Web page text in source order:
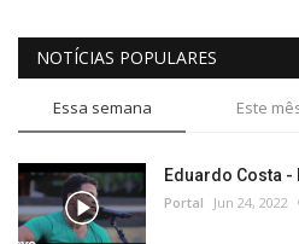
NOTÍCIAS POPULARES
Essa semana Este
Eduardo Costa -
Portal Jun 24, 2022